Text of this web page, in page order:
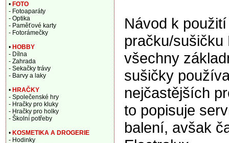
Návod k
pračku/sušičku
všechny
sušičky
nejčastějších
to popisuje
balení, avšak
• FOTO
- Fotoaparáty
- Optika
- Paměťové karty
- Fotorámečky
• HOBBY
- Dílna
- Zahrada
- Sekačky trávy
- Barvy a laky
• HRAČKY
- Společenské hry
- Hračky pro kluky
- Hračky pro holky
- Školní potřeby
• KOSMETIKA A DROGERIE
- Hodinky